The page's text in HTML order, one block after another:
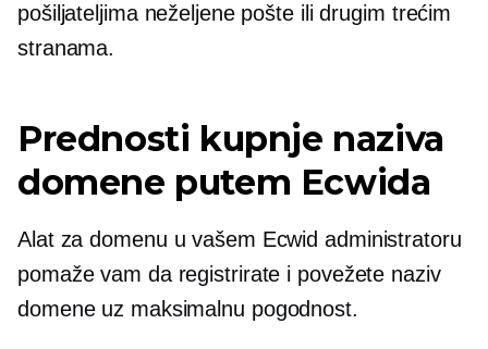
pošiljateljima neželjene pošte ili drugim trećim
stranama.
Prednosti kupnje naziva
domene putem Ecwida
Alat za domenu u vašem Ecwid administratoru
pomaže vam da registrirate i povežete naziv
domene uz maksimalnu pogodnost.